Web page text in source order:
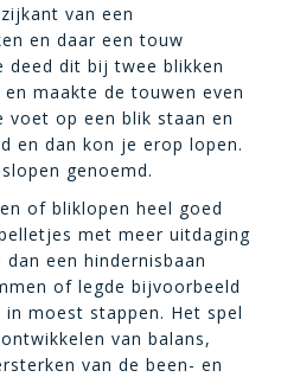
van een
en daar een touw
deed dit bij twee blikken
maakte de touwen even
voet op een blik staan en
en dan kon je erop lopen.
genoemd.
of bliklopen heel goed
met meer uitdaging
een hindernisbaan
of legde bijvoorbeeld
moest stappen. Het spel
van balans,
van de been- en